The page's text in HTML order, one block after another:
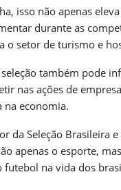
isso não apenas
durante as
o setor de turismo e
também pode
nas ações de
na economia.
da Seleção Brasileira
apenas o esporte,
na vida dos